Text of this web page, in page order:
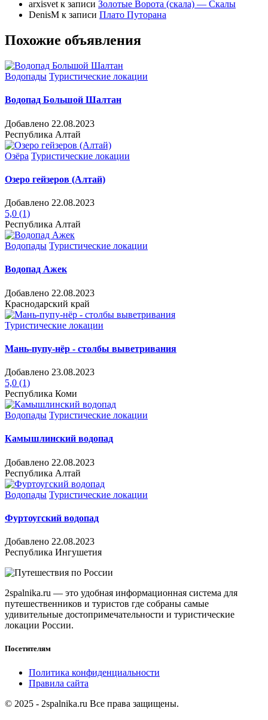
arxisvet к записи Золотые Ворота (скала) — Скалы
DenisM к записи Плато Путорана
Похожие объявления
Водопады Туристические локации
Водопад Большой Шалтан
Добавлено 22.08.2023
Республика Алтай
Озёра Туристические локации
Озеро гейзеров (Алтай)
Добавлено 22.08.2023
5,0 (1)
Республика Алтай
Водопады Туристические локации
Водопад Ажек
Добавлено 22.08.2023
Краснодарский край
Туристические локации
Мань-пупу-нёр - столбы выветривания
Добавлено 23.08.2023
5,0 (1)
Республика Коми
Водопады Туристические локации
Камышлинский водопад
Добавлено 22.08.2023
Республика Алтай
Водопады Туристические локации
Фуртоугский водопад
Добавлено 22.08.2023
Республика Ингушетия
2spalnika.ru — это удобная информационная система для
путешественников и туристов где собраны самые
удивительные достопримечательности и туристические
локации России.
Посетителям
Политика конфиденциальности
Правила сайта
© 2025 - 2spalnika.ru Все права защищены.